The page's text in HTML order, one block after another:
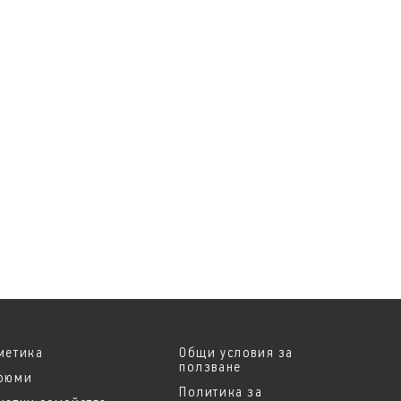
Общи условия за
ползване
Политика за